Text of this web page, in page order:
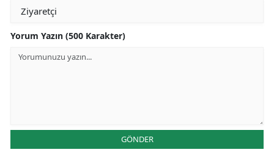
Yorum Yazın (500 Karakter)
GÖNDER